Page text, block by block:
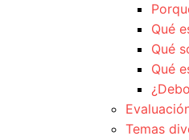
Qué
Qué
Qué
Temas